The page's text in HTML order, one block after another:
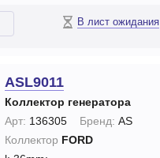
В лист ожидания
ASL9011
Коллектор генератора
Арт: 136305 Бренд: AS
Коллектор FORD